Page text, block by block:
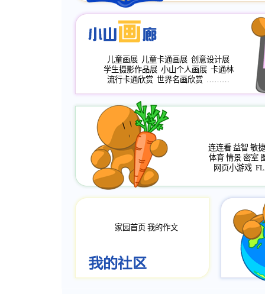
儿童画展 儿童卡通画展 创意设计展
学生摄影作品展 小山个人画展 卡通林
流行卡通欣赏 世界名画欣赏 ………
连连看 益智 敏捷
体育 情景 密室
网页小游戏
家园首页 我的作文